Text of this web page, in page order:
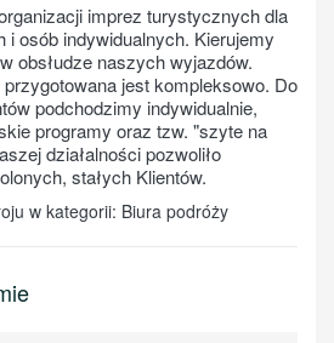
imprez turystycznych dla
i osób indywidualnych. Kierujemy
obsłudze naszych wyjazdów.
jest kompleksowo. Do
podchodzimy indywidualnie,
programy oraz tzw. "szyte na
działalności pozwoliło
stałych Klientów.
w kategorii: Biura podróży